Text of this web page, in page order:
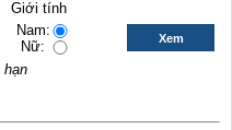
Giới tính
Nam:
Nữ:
hạn